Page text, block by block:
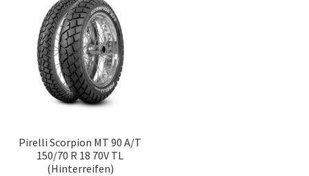
Pirelli Scorpion MT 90 A/T
150/70 R 18 70V TL
(Hinterreifen)